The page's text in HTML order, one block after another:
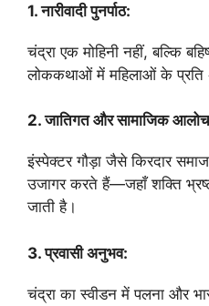
1. नारीवादी पुनर्पाठ:
चंद्रा एक मोहिनी नहीं, बल्कि
लोककथाओं में महिलाओं के प्रति
2. जातिगत और सामाजिक
इंस्पेक्टर गौड़ा जैसे किरदार
उजागर करते हैं—जहाँ शक्ति
जाती है।
3. प्रवासी अनुभव:
चंद्रा का स्वीडन में पलना और